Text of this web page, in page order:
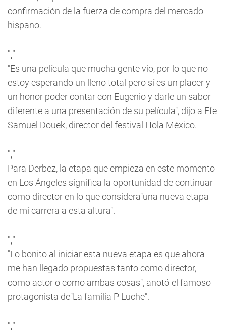
confirmación de la fuerza de compra del mercado
hispano.
","
"Es una película que mucha gente vio, por lo que no
estoy esperando un lleno total pero sí es un placer y
un honor poder contar con Eugenio y darle un sabor
diferente a una presentación de su película", dijo a Efe
Samuel Douek, director del festival Hola México.
","
Para Derbez, la etapa que empieza en este momento
en Los Ángeles significa la oportunidad de continuar
como director en lo que considera"una nueva etapa
de mi carrera a esta altura".
","
"Lo bonito al iniciar esta nueva etapa es que ahora
me han llegado propuestas tanto como director,
como actor o como ambas cosas", anotó el famoso
protagonista de"La familia P Luche".
","